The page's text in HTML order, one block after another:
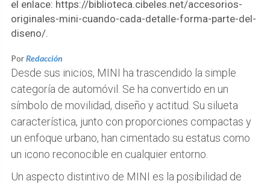
el enlace: https://biblioteca.cibeles.net/accesorios-
originales-mini-cuando-cada-detalle-forma-parte-del-
diseno/.
PorRedacción
Desde sus inicios, MINI ha trascendido la simple
categoría de automóvil. Se ha convertido en un
símbolo de movilidad, diseño y actitud. Su silueta
característica, junto con proporciones compactas y
un enfoque urbano, han cimentado su estatus como
un icono reconocible en cualquier entorno.
Un aspecto distintivo de MINI es la posibilidad de